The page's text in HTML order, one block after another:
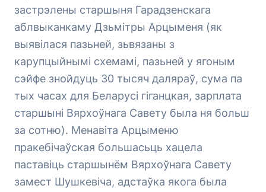
застрэлены старшыня Гарадзенскага
аблвыканкаму Дзьмітры Арцыменя (як
выявілася пазьней, зьвязаны з
карупцыйнымі схемамі, пазьней у ягоным
сэйфе знойдуць 30 тысяч даляраў, сума па
тых часах для Беларусі гіганцкая, зарплата
старшыні Вярхоўнага Савету была ня больш
за сотню). Менавіта Арцыменю
пракебічаўская большасьць хацела
паставіць старшынём Вярхоўнага Савету
замест Шушкевіча, адстаўка якога была